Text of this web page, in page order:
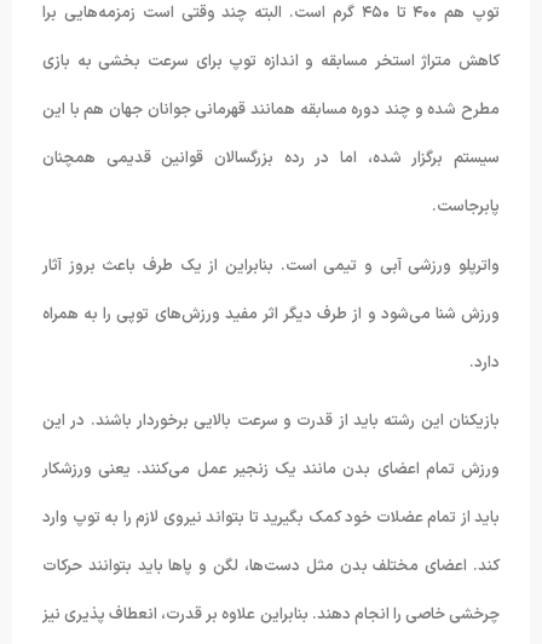
توپ هم ۴۰۰ تا ۴۵۰ گرم است. البته چند وقتی است زمزمه‌هایی برا
کاهش متراژ استخر مسابقه و اندازه توپ برای سرعت بخشی به بازی
مطرح شده و چند دوره مسابقه همانند قهرمانی جوانان جهان هم با این
سیستم برگزار شده، اما در رده بزرگسالان قوانین قدیمی همچنان
پابرجاست.
واترپلو ورزشی آبی و تیمی است. بنابراین از یک طرف باعث بروز آثار
ورزش شنا می‌شود و از طرف دیگر اثر مفید ورزش‌های توپی را به همراه
دارد.
بازیکنان این رشته باید از قدرت و سرعت بالایی برخوردار باشند. در این
ورزش تمام اعضای بدن مانند یک زنجیر عمل می‌کنند. یعنی ورزشکار
باید از تمام عضلات خود کمک بگیرید تا بتواند نیروی لازم را به توپ وارد
کند. اعضای مختلف بدن مثل دست‌ها، لگن و پاها باید بتوانند حرکات
چرخشی خاصی را انجام دهند. بنابراین علاوه بر قدرت، انعطاف پذیری نیز